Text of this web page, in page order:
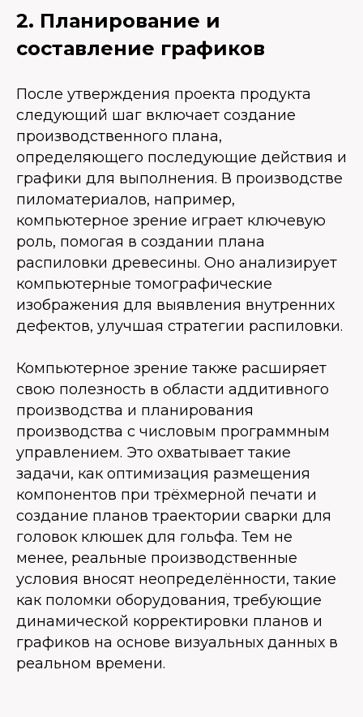
2. Планирование и
составление графиков
После утверждения проекта продукта
следующий шаг включает создание
производственного плана,
определяющего последующие действия и
графики для выполнения. В производстве
пиломатериалов, например,
компьютерное зрение играет ключевую
роль, помогая в создании плана
распиловки древесины. Оно анализирует
компьютерные томографические
изображения для выявления внутренних
дефектов, улучшая стратегии распиловки.
Компьютерное зрение также расширяет
свою полезность в области аддитивного
производства и планирования
производства с числовым программным
управлением. Это охватывает такие
задачи, как оптимизация размещения
компонентов при трёхмерной печати и
создание планов траектории сварки для
головок клюшек для гольфа. Тем не
менее, реальные производственные
условия вносят неопределённости, такие
как поломки оборудования, требующие
динамической корректировки планов и
графиков на основе визуальных данных в
реальном времени.